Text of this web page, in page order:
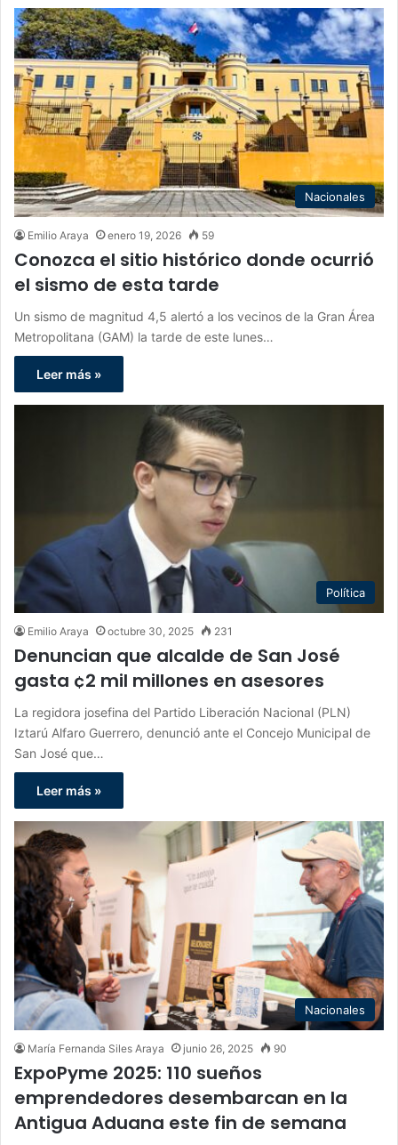
Nacionales
Emilio Araya enero 19, 2026 59
Conozca el sitio histórico donde ocurrió
el sismo de esta tarde
Un sismo de magnitud 4,5 alertó a los vecinos de la Gran Área
Metropolitana (GAM) la tarde de este lunes…
Leer más »
Política
Emilio Araya octubre 30, 2025 231
Denuncian que alcalde de San José
gasta ¢2 mil millones en asesores
La regidora josefina del Partido Liberación Nacional (PLN)
Iztarú Alfaro Guerrero, denunció ante el Concejo Municipal de
San José que…
Leer más »
Nacionales
María Fernanda Siles Araya junio 26, 2025 90
ExpoPyme 2025: 110 sueños
emprendedores desembarcan en la
Antigua Aduana este fin de semana